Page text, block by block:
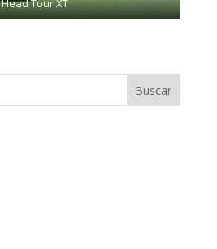
Head Tour XT